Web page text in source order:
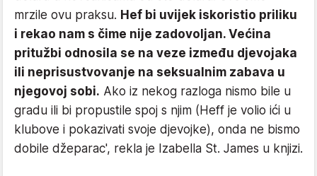
mrzile ovu praksu. Hef bi uvijek iskoristio priliku
i rekao nam s čime nije zadovoljan. Većina
pritužbi odnosila se na veze između djevojaka
ili neprisustvovanje na seksualnim zabava u
njegovoj sobi. Ako iz nekog razloga nismo bile u
gradu ili bi propustile spoj s njim (Heff je volio ići u
klubove i pokazivati ​​svoje djevojke), onda ne bismo
dobile džeparac', rekla je Izabella St. James u knjizi.